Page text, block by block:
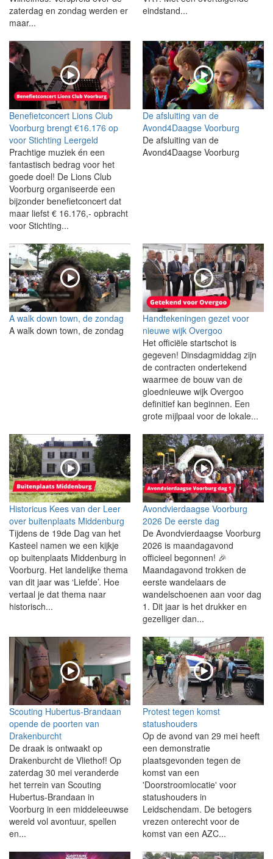
zaterdag en zondag werden er
maar...
eindstand...
Benefietconcert Lions Club
Voorburg brengt €16.176 op
voor Stichting Leergeld
Prachtige muziek én een
fantastisch bedrag voor het
goede doel! De Lions Club
Voorburg organiseerde een
bijzonder benefietconcert dat
maar liefst € 16.176,- opbracht
voor Stichting...
De afsluiting van de
Avond4Daagse Voorburg
De afsluiting van de
Avond4Daagse Voorburg
A walk down town, de zondag
A walk down town, de zondag
Handtekeningen gezet voor
nieuwe wijk Overgoo
Het officiële startschot is
gegeven! Dinsdagmiddag zijn
de contracten ondertekend
waarmee de bouw van de
gloednieuwe wijk Overgoo
definitief kan beginnen. Een
grote mijlpaal voor de lokale...
Historicus Kees van der Leer
over buitenplaats Middenburg
Tijdens de 19de Dag van het
Kasteel namen we een kijkje
op buitenplaats Middenburg in
Voorburg. Het landelijke thema
van dit jaar was ‘Liefde’. Hoe
vertaal je dat thema naar
historisch...
Avondvierdaagse Voorburg
2026 De eerste dag
De Avondvierdaagse Voorburg
2026 is maandagavond
officieel begonnen! 🎉
Maandagavond trokken de
eerste wandelaars de
wandelschoenen aan voor dag
1. Dit jaar is het drukker en
gezelliger dan...
Scouting Hubertus-Brandaan
opende de poorten van
Drakenburcht
De draak is ontwaakt op
Drakenburcht de Vliethof! Op
zaterdag 30 mei veranderde
het terrein van Scouting
Hubertus-Brandaan in
Voorburg in een middeleeuwse
wereld vol avontuur, spellen
en...
Protest tegen komst
statushouders
Op de avond van 29 mei heeft
een demonstratie
plaatsgevonden tegen de
komst van een
'Doorstroomlocatie' voor
statushouders in
Leidschendam. De betogers
vrezen onterecht voor de
komst van een AZC...